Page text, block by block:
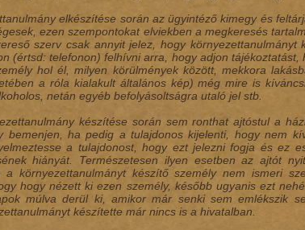
elkészítése során az ügyintéző kimegy és
ezen szempontokat elviekben a megkeresés
szerv csak annyit jelez, hogy környezettanulmányt
(értsd: telefonon) felhívni arra, hogy adjon tájékoztatást,
hol él, milyen körülmények között, mekkora
a róla kialakult általános kép) még mire is
netán egyéb befolyásoltságra utaló jel stb.
készítése során sem ronthat ajtóstul a
bemenjen, ha pedig a tulajdonos kijelenti, hogy nem
a tulajdonost, hogy ezt jelezni fogja és ez
hiányát. Természetesen ilyen esetben az ajtót
környezettanulmányt készítő személy nem ismeri
hogy nézett ki ezen személy, később ugyanis ezt
múlva derül ki, amikor már senki sem emlékszik
készítette már nincs is a hivatalban.